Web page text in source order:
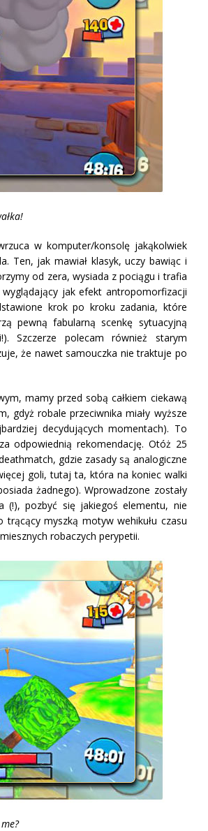
w komputer/konsolę jakąkolwiek
Ten, jak mawiał klasyk, uczy bawiąc i
od zera, wysiada z pociągu i trafia
jak efekt antropomorfizacji
krok po kroku zadania, które
pewną fabularną scenkę sytuacyjną
Szczerze polecam również starym
że nawet samouczka nie traktuje po
mamy przed sobą całkiem ciekawą
gdyż robale przeciwnika miały wyższe
decydujących momentach). To
odpowiednią rekomendację. Otóż 25
gdzie zasady są analogiczne
goli, tutaj ta, która na koniec walki
żadnego). Wprowadzone zostały
(!), pozbyć się jakiegoś elementu, nie
myszką motyw wehikułu czasu
robaczych perypetii.